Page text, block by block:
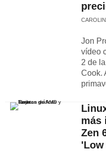
Jon
vídeo
2 de
Cook.
más
Zen
'Low